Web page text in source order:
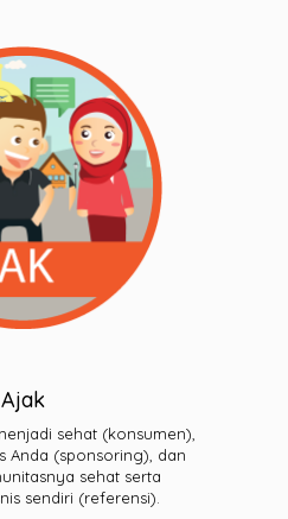
Ajak
sehat (konsumen),
Anda (sponsoring), dan
sehat serta
sendiri (referensi).